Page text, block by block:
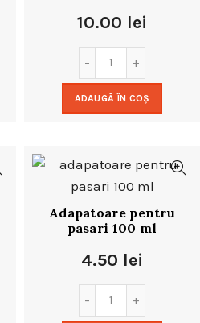
10.00 lei
ADAUGĂ ÎN COȘ
Adapatoare pentru
pasari 100 ml
4.50 lei